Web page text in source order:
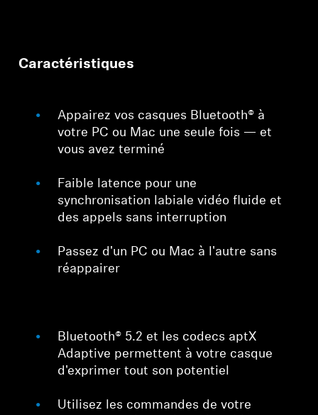
Caractéristiques
Appairez vos casques Bluetooth® à
votre PC ou Mac une seule fois — et
vous avez terminé
Faible latence pour une
synchronisation labiale vidéo fluide et
des appels sans interruption
Passez d'un PC ou Mac à l'autre sans
réappairer
Bluetooth® 5.2 et les codecs aptX
Adaptive permettent à votre casque
d'exprimer tout son potentiel
Utilisez les commandes de votre